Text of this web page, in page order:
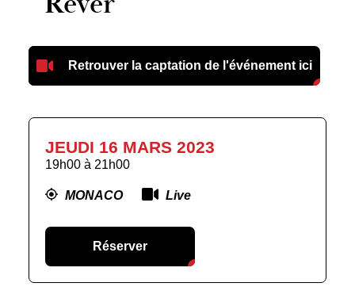
Retrouver la captation de l'événement ici
JEUDI 16 MARS 2023
19h00 à 21h00
MONACO Live
Réserver